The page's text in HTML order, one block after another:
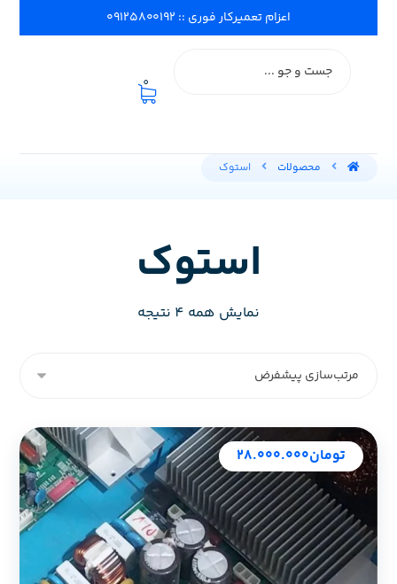
اعزام تعمیرکار فوری :: ۰۹۱۲۵۸۰۰۱۹۲
0
محصولات استوک
استوک
نمایش همه 4 نتیجه
تومان۲۸.۰۰۰.۰۰۰